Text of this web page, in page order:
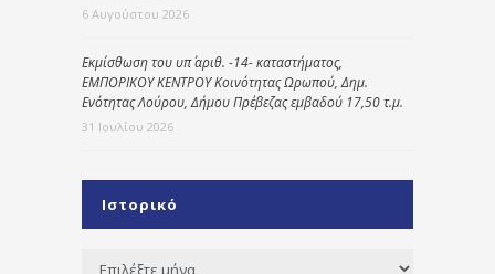
6 Αυγούστου 2026
Εκμίσθωση του υπ΄ αριθ. -14- καταστήματος,
ΕΜΠΟΡΙΚΟΥ ΚΕΝΤΡΟΥ Κοινότητας Ωρωπού, Δημ.
Ενότητας Λούρου, Δήμου Πρέβεζας εμβαδού 17,50 τ.μ.
31 Ιουλίου 2026
Ιστορικό
Ιστορικό